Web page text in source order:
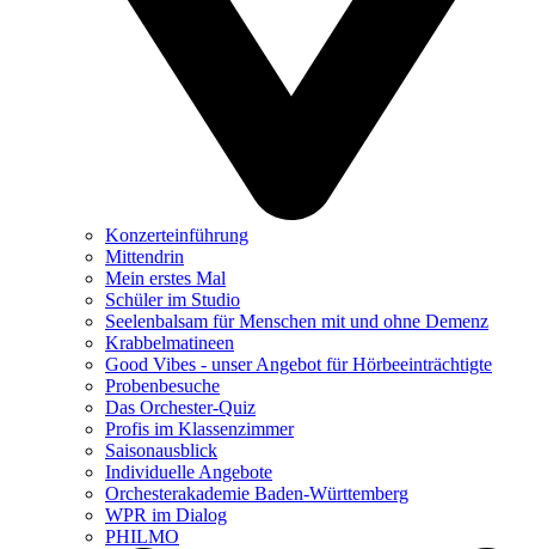
Konzerteinführung
Mittendrin
Mein erstes Mal
Schüler im Studio
Seelenbalsam für Menschen mit und ohne Demenz
Krabbelmatineen
Good Vibes - unser Angebot für Hörbeeinträchtigte
Probenbesuche
Das Orchester-Quiz
Profis im Klassenzimmer
Saisonausblick
Individuelle Angebote
Orchesterakademie Baden-Württemberg
WPR im Dialog
PHILMO